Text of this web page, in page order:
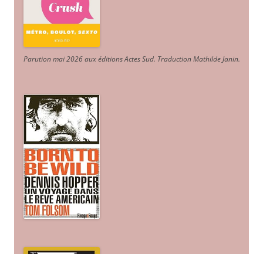
Parution mai 2026 aux éditions Actes Sud. Traduction Mathilde Janin.